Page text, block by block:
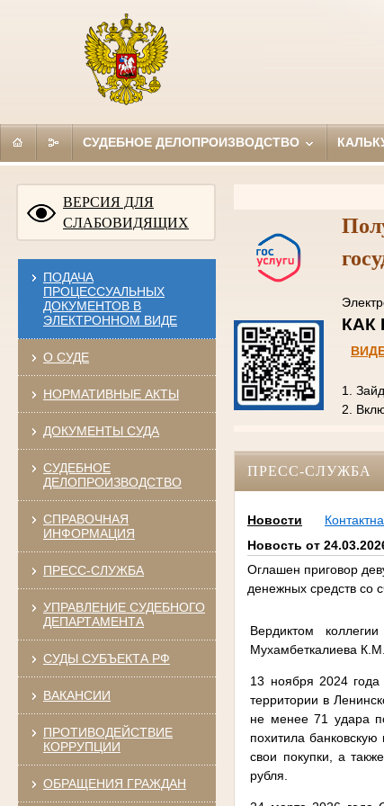
СУДЕБНОЕ ДЕЛОПРОИЗВОДСТВО
ВЕРСИЯ ДЛЯ
СЛАБОВИДЯЩИХ
ПОДАЧА
ПРОЦЕССУАЛЬНЫХ
ДОКУМЕНТОВ В
ЭЛЕКТРОННОМ ВИДЕ
О СУДЕ
НОРМАТИВНЫЕ АКТЫ
ДОКУМЕНТЫ СУДА
СУДЕБНОЕ
ДЕЛОПРОИЗВОДСТВО
СПРАВОЧНАЯ
ИНФОРМАЦИЯ
ПРЕСС-СЛУЖБА
УПРАВЛЕНИЕ СУДЕБНОГО
ДЕПАРТАМЕНТА
СУДЫ СУБЪЕКТА РФ
ВАКАНСИИ
ПРОТИВОДЕЙСТВИЕ
КОРРУПЦИИ
ОБРАЩЕНИЯ ГРАЖДАН
1.
2.
ПРЕСС-СЛУЖБА
Новости
Новость от
Оглашен приговор
денежных средств со
Вердиктом
Мухамбеткалиева
13 ноября 2024
территории в
не менее 71 удара
похитила
свои покупки, а
рубля.